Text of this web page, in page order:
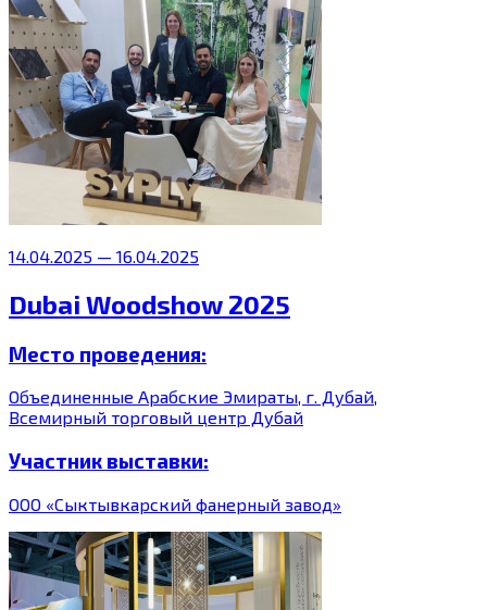
14.04.2025 — 16.04.2025
Dubai Woodshow 2025
Место проведения:
Объединенные Арабские Эмираты, г. Дубай,
Всемирный торговый центр Дубай
Участник выставки:
ООО «Сыктывкарский фанерный завод»